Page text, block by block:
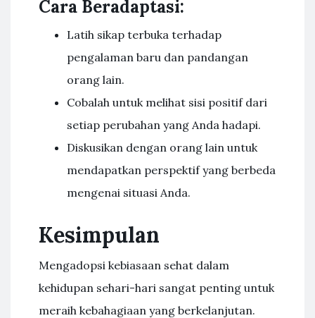
Cara Beradaptasi:
Latih sikap terbuka terhadap
pengalaman baru dan pandangan
orang lain.
Cobalah untuk melihat sisi positif dari
setiap perubahan yang Anda hadapi.
Diskusikan dengan orang lain untuk
mendapatkan perspektif yang berbeda
mengenai situasi Anda.
Kesimpulan
Mengadopsi kebiasaan sehat dalam
kehidupan sehari-hari sangat penting untuk
meraih kebahagiaan yang berkelanjutan.